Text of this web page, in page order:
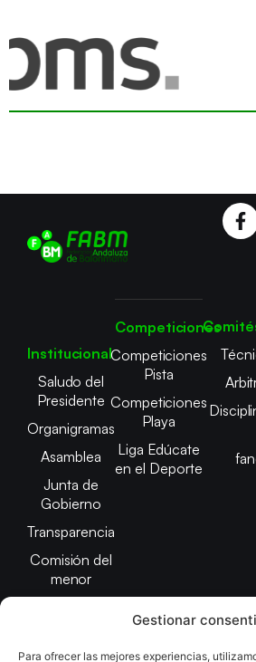
Gestionar
Para ofrecer las mejores experiencias,
Institucional
Saludo del
Presidente
Organigramas
Asamblea
Junta de
Gobierno
Transparencia
Comisión del
menor
Competiciones
Competiciones
Pista
Competiciones
Playa
Liga Edúcate
en el Deporte